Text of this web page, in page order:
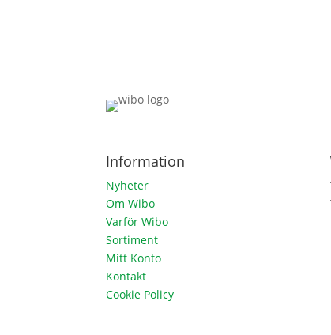
Information
Nyheter
Om Wibo
Varför Wibo
Sortiment
Mitt Konto
Kontakt
Cookie Policy